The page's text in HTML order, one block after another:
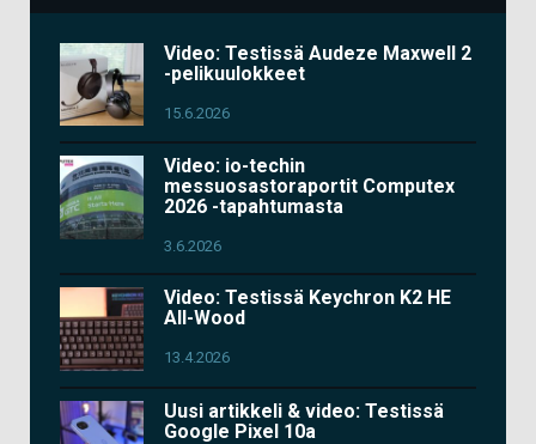
Video: Testissä Audeze Maxwell 2
-pelikuulokkeet
15.6.2026
Video: io-techin
messuosastoraportit Computex
2026 -tapahtumasta
3.6.2026
Video: Testissä Keychron K2 HE
All-Wood
13.4.2026
Uusi artikkeli & video: Testissä
Google Pixel 10a